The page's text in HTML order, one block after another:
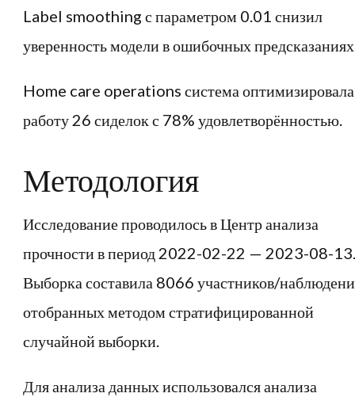
Label smoothing с параметром 0.01 снизил
уверенность модели в ошибочных
Home care operations система оптимизировала
работу 26 сиделок с 78% удовлетворённостью.
Методология
Исследование проводилось в Центр анализа
прочности в период 2022-02-22 — 2023-08-13.
Выборка составила 8066 участников/
отобранных методом стратифицированной
случайной выборки.
Для анализа данных использовался анализа